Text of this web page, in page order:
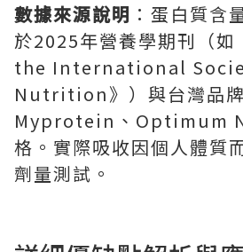
數據來源說明 ：蛋白質含
於2025年營養學期刊（
the International
Nutrition》）與台灣品
Myprotein、Optimum
格。實際吸收因個人體質
劑量測試。